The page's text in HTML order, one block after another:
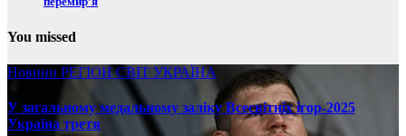
You missed
Новини РЕГІОНСВІТ УКРАЇНА
У загальному медальному заліку Всесвітніх ігор-2025
Україна третя